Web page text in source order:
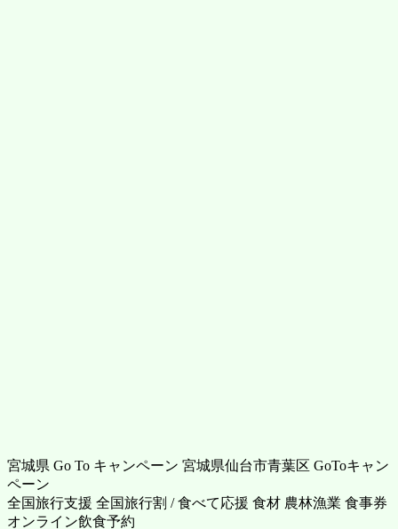
宮城県 Go To キャンペーン 宮城県仙台市青葉区 GoToキャン
ペーン
全国旅行支援 全国旅行割 / 食べて応援 食材 農林漁業 食事券
オンライン飲食予約